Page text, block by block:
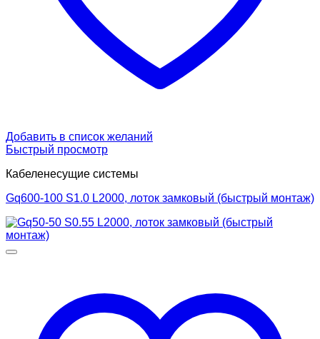
Добавить в список желаний
Быстрый просмотр
Кабеленесущие системы
Gq600-100 S1.0 L2000, лоток замковый (быстрый монтаж)